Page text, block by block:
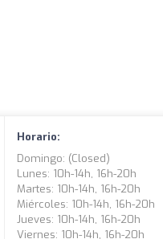
Horario:
Domingo: (closed)
Lunes: 10h-14h, 16h-20h
Martes: 10h-14h, 16h-20h
Miércoles: 10h-14h, 16h-20h
Jueves: 10h-14h, 16h-20h
Viernes: 10h-14h, 16h-20h